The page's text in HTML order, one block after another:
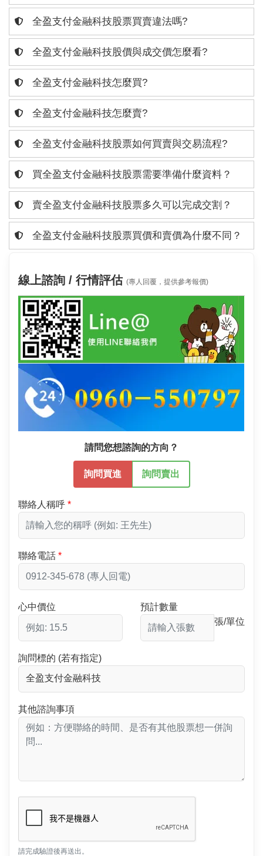
全盈支付金融科技股票買賣違法嗎?
全盈支付金融科技股價與成交價怎麼看?
全盈支付金融科技怎麼買?
全盈支付金融科技怎麼賣?
全盈支付金融科技股票如何買賣與交易流程?
買全盈支付金融科技股票需要準備什麼資料？
賣全盈支付金融科技股票多久可以完成交割？
全盈支付金融科技股票買價和賣價為什麼不同？
線上諮詢 / 行情評估 (專人回覆，提供參考報價)
請問您想諮詢的方向？
詢問買進 詢問賣出
聯絡人稱呼
聯絡電話
心中價位
預計數量
張/單位
詢問標的 (若有指定)
其他諮詢事項
請完成驗證後再送出。